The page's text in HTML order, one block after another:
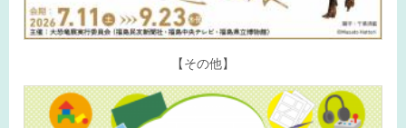
【その他】